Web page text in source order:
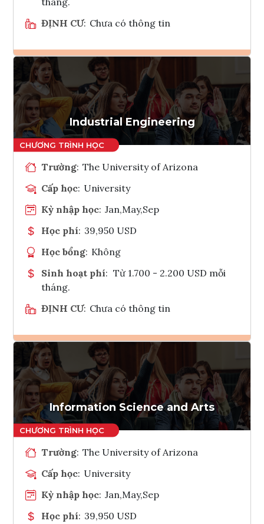
ĐỊNH CƯ: Chưa có thông tin
Ghi danh
Tham vấn Interlink
Industrial Engineering
Trường: The University of Arizona
Cấp học: University
Kỳ nhập học: Jan,May,Sep
Học phí: 39,950 USD
Học bổng: Không
Sinh hoạt phí: Từ 1.700 - 2.200 USD mỗi
tháng.
ĐỊNH CƯ: Chưa có thông tin
Ghi danh
Tham vấn Interlink
Information Science and Arts
Trường: The University of Arizona
Cấp học: University
Kỳ nhập học: Jan,May,Sep
Học phí: 39,950 USD